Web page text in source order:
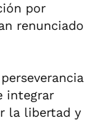
por
renunciado
integrar
la libertad y